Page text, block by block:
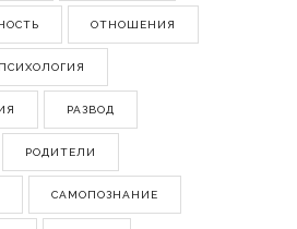
ОТНОШЕНИЯ
ПСИХОЛОГИЯ
РАЗВОД
РОДИТЕЛИ
САМОПОЗНАНИЕ